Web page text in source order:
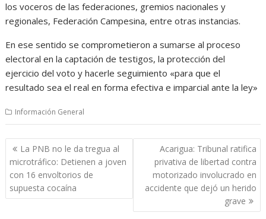
los voceros de las federaciones, gremios nacionales y
regionales, Federación Campesina, entre otras instancias.
En ese sentido se comprometieron a sumarse al proceso
electoral en la captación de testigos, la protección del
ejercicio del voto y hacerle seguimiento «para que el
resultado sea el real en forma efectiva e imparcial ante la ley»
Información General
Navegación
de
entradas
La PNB no le da tregua al
microtráfico: Detienen a joven
con 16 envoltorios de
supuesta cocaína
Acarigua: Tribunal ratifica
privativa de libertad contra
motorizado involucrado en
accidente que dejó un herido
grave